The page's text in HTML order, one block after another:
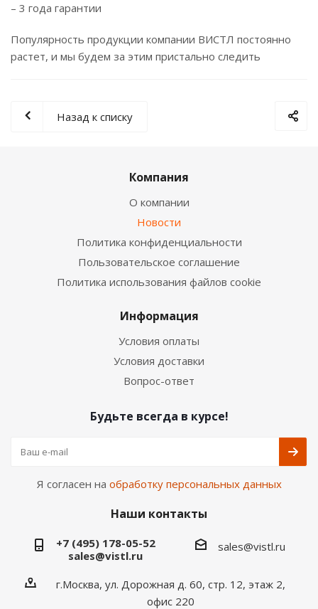
– 3 года гарантии
Популярность продукции компании ВИСТЛ постоянно
растет, и мы будем за этим пристально следить
Назад к списку
Компания
О компании
Новости
Политика конфиденциальности
Пользовательское соглашение
Политика использования файлов cookie
Информация
Условия оплаты
Условия доставки
Вопрос-ответ
Будьте всегда в курсе!
Я согласен на обработку персональных данных
Наши контакты
+7 (495) 178-05-52
sales@vistl.ru
sales@vistl.ru
г.Москва, ул. Дорожная д. 60, стр. 12, этаж 2,
офис 220